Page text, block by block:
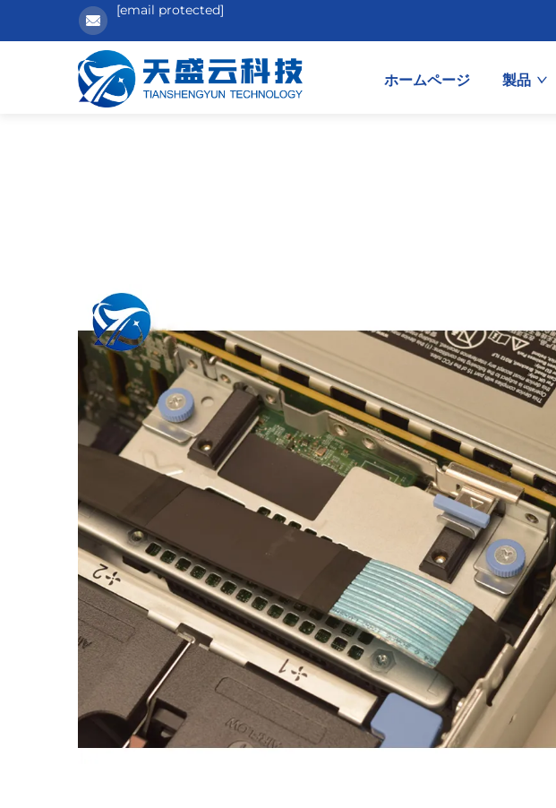
[email protected]
ホームページ 製品